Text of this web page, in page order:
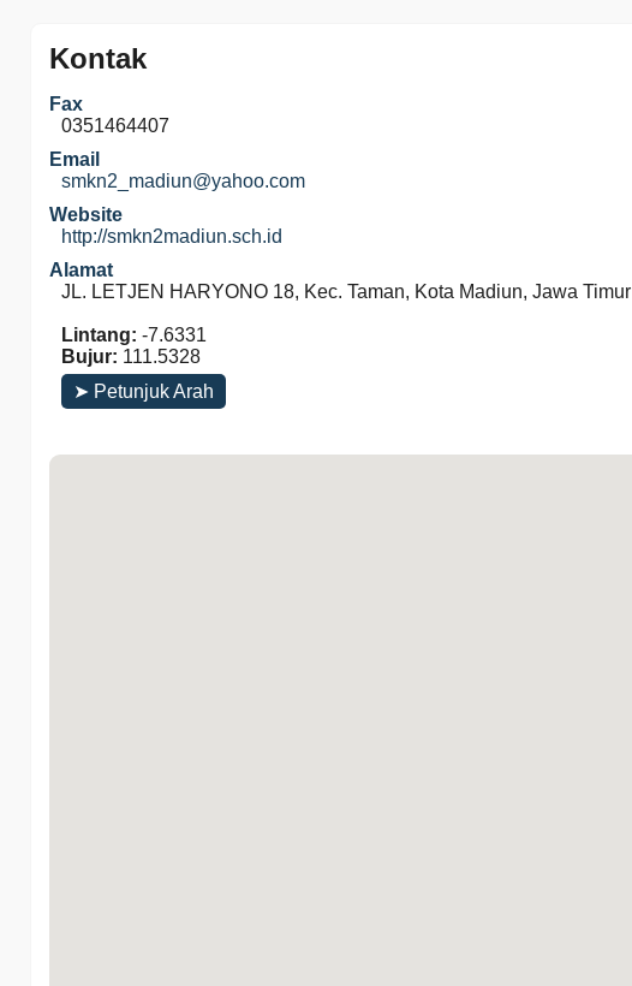
Kontak
Fax
0351464407
Email
smkn2_madiun@yahoo.com
Website
http://smkn2madiun.sch.id
Alamat
JL. LETJEN HARYONO 18, Kec. Taman, Kota Madiun, Jawa Timur
Lintang: -7.6331
Bujur: 111.5328
➤ Petunjuk Arah